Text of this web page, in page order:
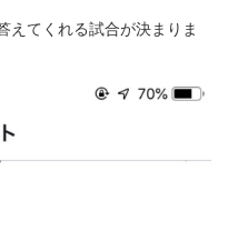
えてくれる試合が決まりま